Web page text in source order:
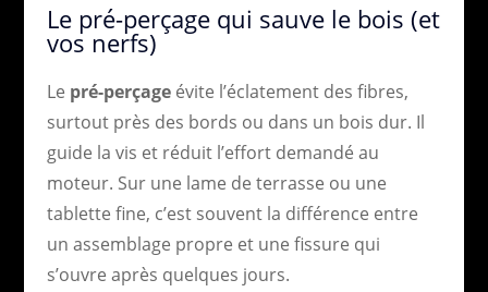
Le pré-perçage qui sauve le bois (et
vos nerfs)
Le pré-perçageévite l’éclatement des fibres,
surtout près des bords ou dans un bois dur. Il
guide la vis et réduit l’effort demandé au
moteur. Sur une lame de terrasse ou une
tablette fine, c’est souvent la différence entre
un assemblage propre et une fissure qui
s’ouvre après quelques jours.